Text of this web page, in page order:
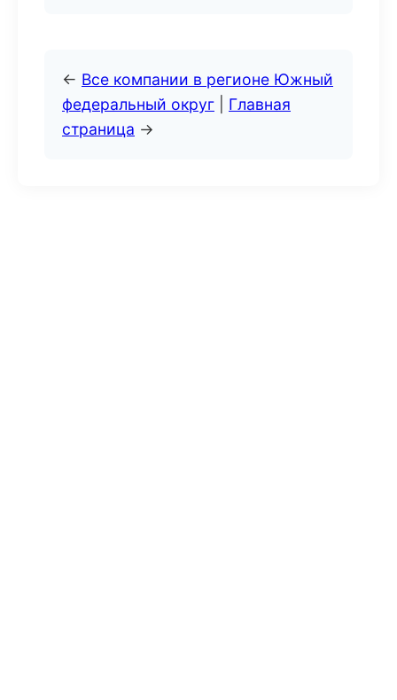
← Все компании в регионе Южный
федеральный округ
Главная
страница →